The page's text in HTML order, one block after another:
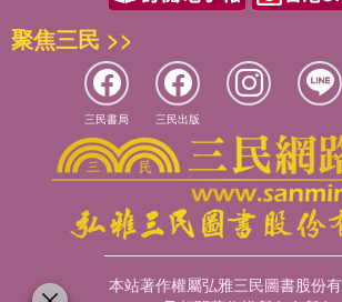
聚焦三民 >>
三民書局 三民出版
本站著作權屬弘雅三民圖書股份